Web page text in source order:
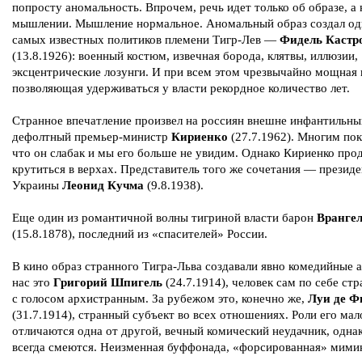
попросту аномальность. Впрочем, речь идет только об образе, а
мышлении. Мышление нормальное. Аномальный образ создал
самых известных политиков племени Тигр-Лев — Фидель
(13.8.1926): военный костюм, извечная борода, клятвы, иллюзии,
эксцентрические лозунги. И при всем этом чрезвычайно мощная
позволяющая удерживаться у власти рекордное количество лет.
Странное впечатление произвел на россиян внешне
дефолтный премьер-министр Кириенко (27.7.1962). Многим
что он слабак и мы его больше не увидим. Однако Кириенко
крутиться в верхах. Представитель того же сочетания —
Украины Леонид Кучма (9.8.1938).
Еще один из романтичной волны тигриной власти барон
(15.8.1878), последний из «спасителей» России.
В кино образ странного Тигра-Льва создавали явно комедийные
нас это Григорий Шпигель (24.7.1914), человек сам по себе
с голосом архистранным. За рубежом это, конечно же, Луи де
(31.7.1914), странный субъект во всех отношениях. Роли его
отличаются одна от другой, вечный комический неудачник,
всегда смеются. Неизменная буффонада, «форсированная»